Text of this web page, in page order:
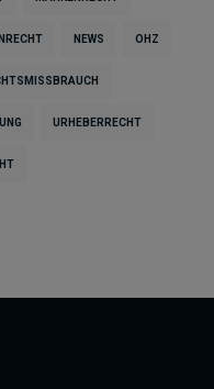
NEWS OHZ
URHEBERRECHT